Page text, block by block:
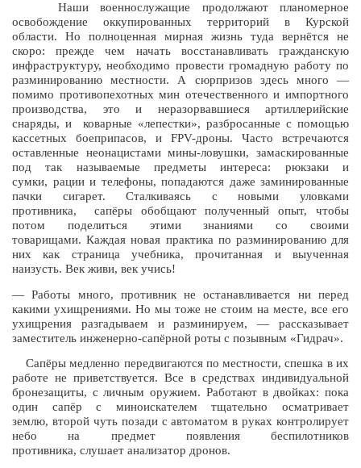
Наши военнослужащие продолжают планомерное
освобождение оккупированных территорий в Курской
области. Но полноценная мирная жизнь
туда вернётся не
скоро:прежде чем начать восстанавливать гражданскую
инфраструктуру,необходимо провести громадную работу по
разминированию местности.А сюрпризов здесь много —
помимо противопехотных мин отечественного и импортного
производства, это и неразорвавшиеся артиллерийские
снаряды, и коварные «лепестки», разбросанные с помощью
кассетных боеприпасов, и FPV-дроны. Часто встречаются
оставленные неонацистами мины-ловушки,замаскированные
под так называемые предметы интереса: рюкзаки и
сумки, рации и телефоны, попадаются даже заминированные
пачки сигарет.Сталкиваясь с новыми уловками
противника, сапёры обобщают полученный опыт,чтобы
потом поделиться этими знаниями со своими
товарищами. Каждая новая практика по разминированию для
них как страница учебника,прочитанная и выученная
наизусть. Век живи, век учись!
— Работы много, противник не останавливается ни перед
какими ухищрениями. Но мы тоже не стоим на месте, все его
ухищрения разгадываем и разминируем,— рассказывает
заместитель инженерно-сапёрной роты с позывным «Гидрач».
Сапёры медленно передвигаются по местности,спешка в их
работе не приветствуется. Все в средствах индивидуальной
бронезащиты, с личным оружием. Работают в двойках:пока
один сапёр с миноискателем тщательно осматривает
землю, второй чуть позади с автоматом в руках контролирует
небо на предмет появления беспилотников
противника, слушает анализатор дронов.